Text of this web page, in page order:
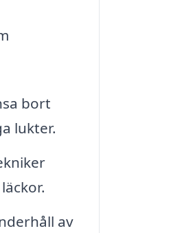
bort
lukter.
av